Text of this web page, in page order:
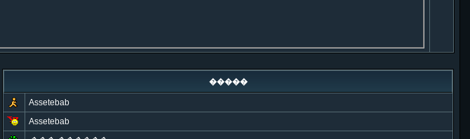
�����
Assetebab
Assetebab